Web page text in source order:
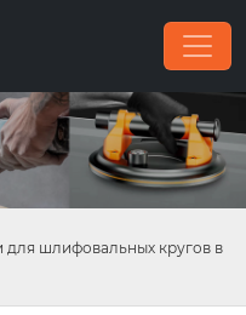
шлифовальных кругов в